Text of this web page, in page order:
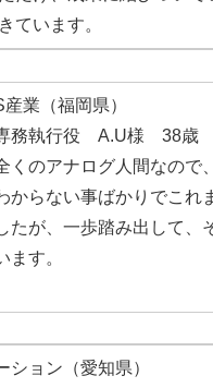
ています。
産業（福岡県）
務執行役 A.U様 38歳
くのアナログ人間なので
からない事ばかりでこれ
たが、一歩踏み出して、
ます。
ション（愛知県）